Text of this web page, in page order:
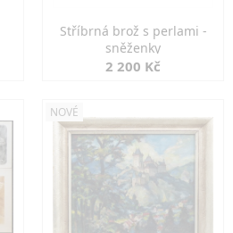
Stříbrná brož s perlami -
sněženky
2 200 Kč
NOVÉ